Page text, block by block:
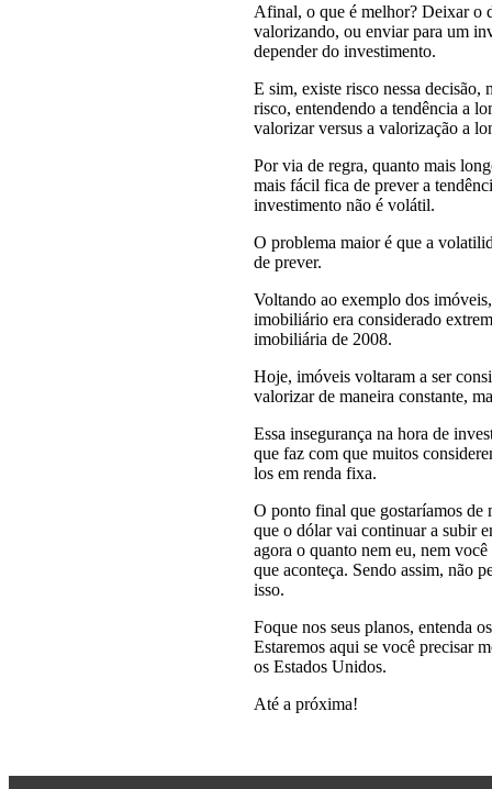
Afinal, o que é melhor? Deixar o
valorizando, ou enviar para um
depender do investimento.
E sim, existe risco nessa decisão,
risco, entendendo a tendência a
valorizar versus a valorização a
Por via de regra, quanto mais
mais fácil fica de prever a
investimento não é volátil.
O problema maior é que a
de prever.
Voltando ao exemplo dos
imobiliário era considerado
imobiliária de 2008.
Hoje, imóveis voltaram a ser
valorizar de maneira constante,
Essa insegurança na hora de
que faz com que muitos
los em renda fixa.
O ponto final que gostaríamos de
que o dólar vai continuar a subir
agora o quanto nem eu, nem
que aconteça. Sendo assim, não
isso.
Foque nos seus planos, entenda
Estaremos aqui se você precisar
os Estados Unidos.
Até a próxima!